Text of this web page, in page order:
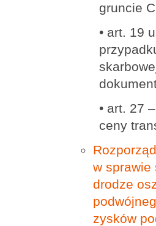
gruncie
• art. 19
• art. 27
ceny
w sprawie
drodze
zysków